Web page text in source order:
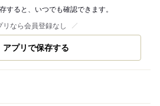
すると、いつでも確認できます。
リなら会員登録なし
アプリで保存する